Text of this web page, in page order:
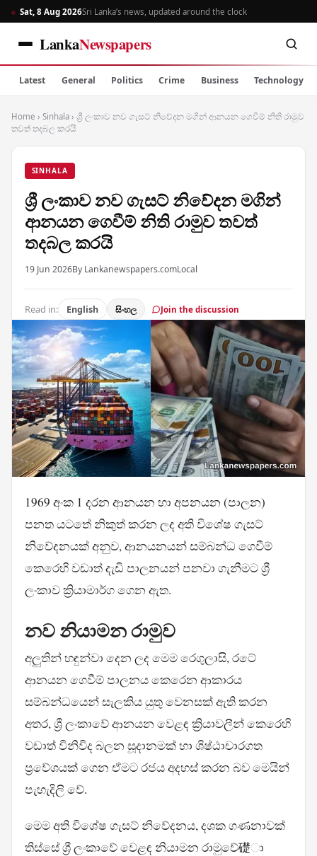
Sat, 8 Aug 2026Sri Lanka’s news, updated around the clock
LankaNewspapers
Latest General Politics Crime Business Technology
Home › Sinhala › ශ්‍රී ලංකාව නව ගැසට් නිවේදන මගින් ආනයන ගෙවීම් නිති රාමුව
තවත් තදබල කරයි
SINHALA
ශ්‍රී ලංකාව නව ගැසට් නිවේදන මගින්
ආනයන ගෙවීම් නිති රාමුව තවත්
තදබල කරයි
19 Jun 2026By Lankanewspapers.comLocal
Read in: English සිංහල Join the discussion
1969 අංක 1 දරන ආනයන හා අපනයන (පාලන)
පනත යටතේ නිකුත් කරන ලද අති විශේෂ ගැසට්
නිවේදනයක් අනුව, ආනයනයන් සම්බන්ධ ගෙවීම්
කෙරෙහි වඩාත් දැඩි පාලනයන් පනවා ගැනීමට ශ්‍රී
ලංකාව ක්‍රියාමාර්ග ගෙන ඇත.
නව නියාමන රාමුව
අලුතින් හඳුන්වා දෙන ලද මෙම රෙගුලාසි, රටේ
ආනයන ගෙවීම් පාලනය කෙරෙන ආකාරය
සම්බන්ධයෙන් සැලකිය යුතු වෙනසක් ඇති කරන
අතර, ශ්‍රී ලංකාවේ ආනයන වෙළඳ ක්‍රියාවලීන් කෙරෙහි
වඩාත් විනිවිද බලන සූදානමක් හා ශිෂ්ඨාචාරගත
ප්‍රවේශයක් ගෙන ඒමට රජය අදහස් කරන බව මෙයින්
පැහැදිලි වේ.
මෙම අති විශේෂ ගැසට් නිවේදනය, දශක ගණනාවක්
තිස්සේ ශ්‍රී ලංකාවේ වෙළඳ නියාමන රාමුවේ礎ා